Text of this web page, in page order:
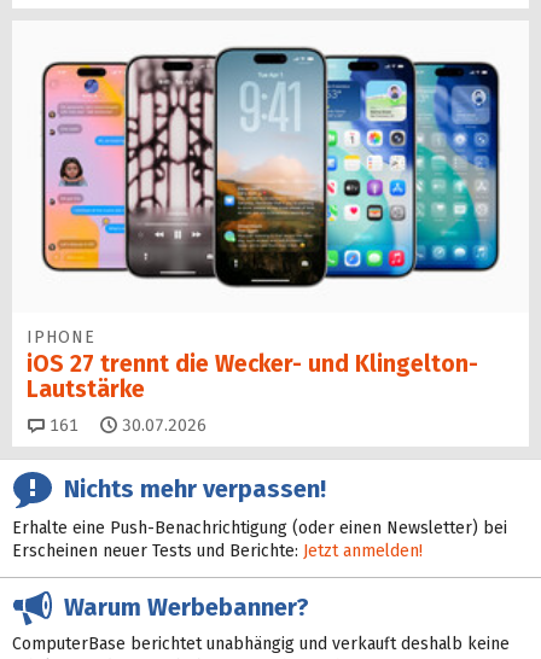
IPHONE
iOS 27 trennt die Wecker- und Klingelton-
Lautstärke
161 Kommentare
30.07.2026
Nichts mehr verpassen!
Erhalte eine Push-Benachrichtigung (oder einen Newsletter) bei
Erscheinen neuer Tests und Berichte: Jetzt anmelden!
Warum Werbebanner?
ComputerBase berichtet unabhängig und verkauft deshalb keine